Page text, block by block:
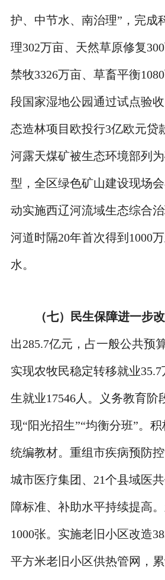
护、中节水、南治理”，完成
理302万亩、天然草原修复
禁牧3326万亩、草畜平衡
段国家湿地公园通过试点验
态造林项目欧投行3亿欧元贷
河露天煤矿被生态环境部列
型，全区绿色矿山建设现场
动实施西辽河流域生态综合
河道时隔20年首次得到1000
水。
（七）民生保障进一步改
出285.7亿元，占一般公共预
实现农牧民稳定转移就业
生就业17546人。义务教育阶
现“阳光招生”“均衡分班”。
统编教材。重组市疾病预防
城市医疗集团、21个县域医
障标准、补助水平持续提高
1000张。实施老旧小区改造
平方米老旧小区供热管网，